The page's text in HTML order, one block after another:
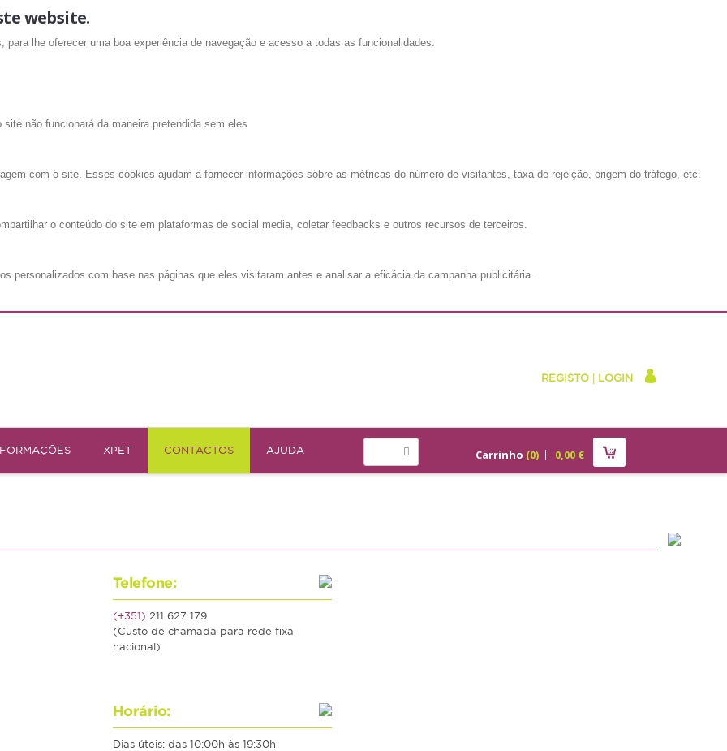
website.
lhe oferecer uma boa experiência de navegação e acesso a todas as funcionalidades.
não funcionará da maneira pretendida sem eles
com o site. Esses cookies ajudam a fornecer informações sobre as métricas do número de visitantes, taxa de rejeição, origem do tráfego, etc.
o conteúdo do site em plataformas de social media, coletar feedbacks e outros recursos de terceiros.
personalizados com base nas páginas que eles visitaram antes e analisar a eficácia da campanha publicitária.
REGISTO LOGIN
XPET CONTACTOS AJUDA Carrinho (0) 0,00€
Telefone:
(+351) 211 627 179
(Custo de chamada para rede fixa
nacional)
Horário:
Dias úteis: das 10:00h às 19:30h